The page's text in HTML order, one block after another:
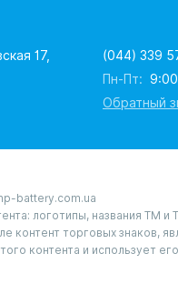
17,
(044) 339
Пн-Пт:
Обратный
battery.com.ua
логотипы, названия ТМ
контент торговых знаков,
контента и использует